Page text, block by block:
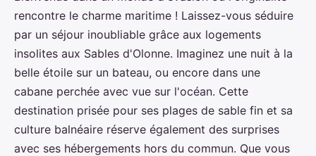
rencontre le charme maritime ! Laissez-vous séduire
par un séjour inoubliable grâce aux logements
insolites aux Sables d'Olonne. Imaginez une nuit à la
belle étoile sur un bateau, ou encore dans une
cabane perchée avec vue sur l'océan. Cette
destination prisée pour ses plages de sable fin et sa
culture balnéaire réserve également des surprises
avec ses hébergements hors du commun. Que vous